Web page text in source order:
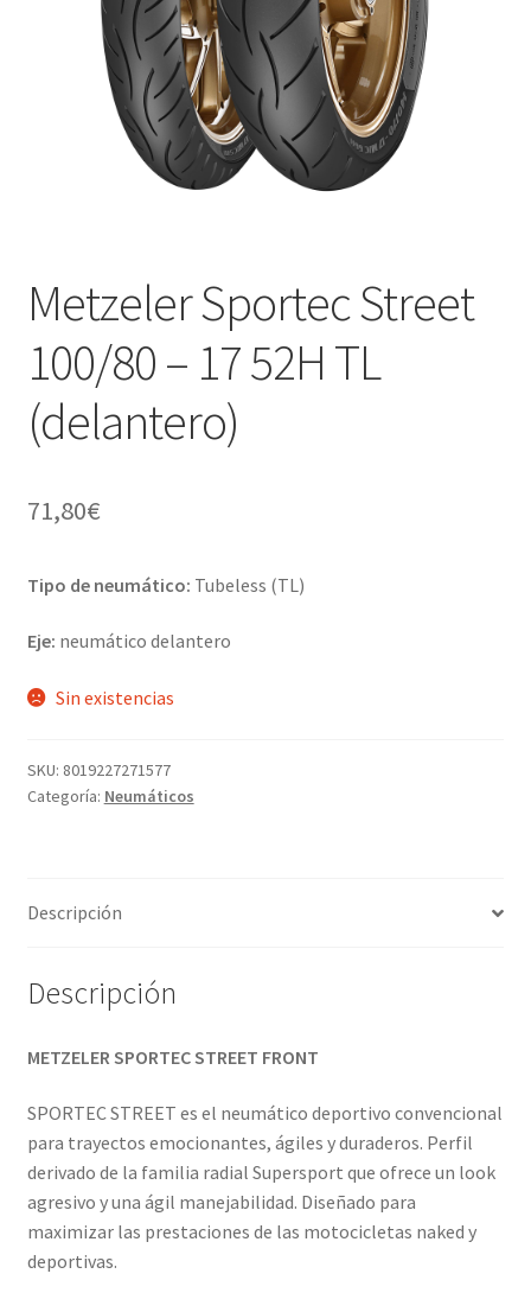
Metzeler Sportec Street
100/80 – 17 52H TL
(delantero)
71,80€
Tipo de neumático: Tubeless (TL)
Eje: neumático delantero
Sin existencias
SKU: 8019227271577
Categoría: Neumáticos
Descripción
Descripción
METZELER SPORTEC STREET FRONT
SPORTEC STREET es el neumático deportivo convencional
para trayectos emocionantes, ágiles y duraderos. Perfil
derivado de la familia radial Supersport que ofrece un look
agresivo y una ágil manejabilidad. Diseñado para
maximizar las prestaciones de las motocicletas naked y
deportivas.